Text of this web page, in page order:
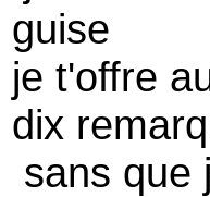
guise
je t'offre
dix
sans que